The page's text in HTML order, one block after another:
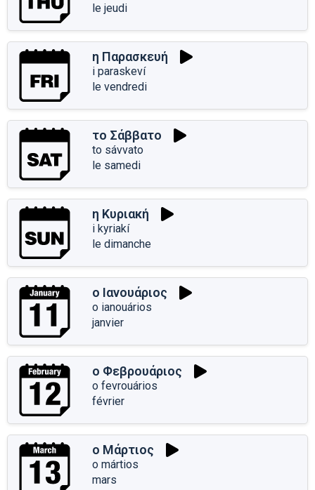
le jeudi
η Παρασκευή
i paraskeví
le vendredi
το Σάββατο
to sávvato
le samedi
η Κυριακή
i kyriakí
le dimanche
ο Ιανουάριος
o ianouários
janvier
ο Φεβρουάριος
o fevrouários
février
ο Μάρτιος
o mártios
mars